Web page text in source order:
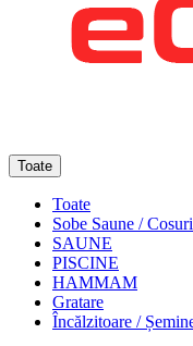
Toate
Toate
Sobe Saune /
SAUNE
PISCINE
HAMMAM
Gratare
Încălzitoare /